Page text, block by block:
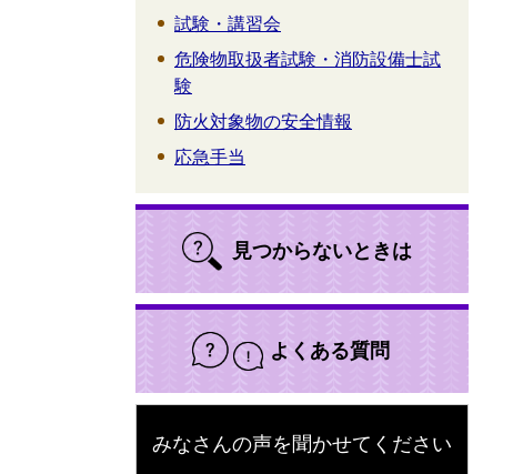
試験・講習会
危険物取扱者試験・消防設備士試
験
防火対象物の安全情報
応急手当
見つからないときは
よくある質問
みなさんの声を聞かせてください